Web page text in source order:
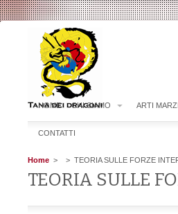
HOME CHI SIAMO ARTI
CONTATTI
Home > > TEORIA SULLE FORZE
TEORIA SULLE